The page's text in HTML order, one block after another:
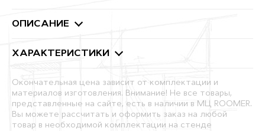
ОПИСАНИЕ
ХАРАКТЕРИСТИКИ
Окончательная цена зависит от комплектации и
материалов изготовления. Внимание! Не все товары,
представленные на сайте, есть в наличии в МЦ ROOMER.
Вы можете рассчитать и оформить заказ на любой
товар в необходимой комплектации на стенде